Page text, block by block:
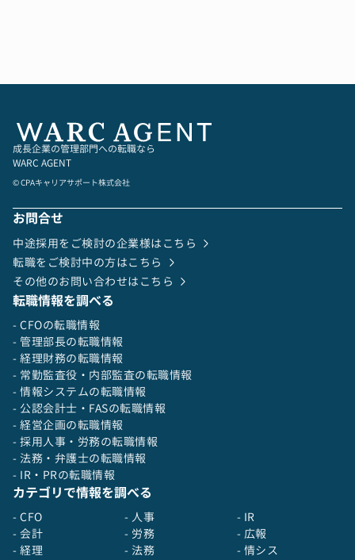
成長企業の管理部門への転職なら
WARC AGENT
© CPAキャリアサポート株式会社
お問合せ
中途採用をご検討の企業様はこちら
転職をご検討中の方はこちら
その他のお問い合わせはこちら
転職情報を調べる
- CFOの転職情報
- 管理部長の転職情報
- 経理財務の転職情報
- 常勤監査役・内部監査の転職情報
- 情報システムの転職情報
- 公認会計士・FASの転職情報
- 経営企画の転職情報
- 採用人事・労務の転職情報
- 法務・弁護士の転職情報
- IR・PRの転職情報
カテゴリで情報を調べる
- CFO
- 会計
- 経理
- 人事
- 労務
- 法務
- IR
- 広報
- 情シス